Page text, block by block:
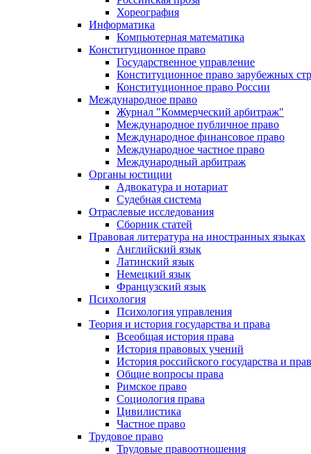
Хореография
Информатика
Компьютерная математика
Конституционное право
Государственное управление
Конституционное право зарубежных
Конституционное право России
Международное право
Журнал "Коммерческий арбитраж"
Международное публичное право
Международное финансовое право
Международное частное право
Международный арбитраж
Органы юстиции
Адвокатура и нотариат
Судебная система
Отраслевые исследования
Сборник статей
Правовая литература на иностранных языках
Английский язык
Латинский язык
Немецкий язык
Французский язык
Психология
Психология управления
Теория и история государства и права
Всеобщая история права
История правовых учений
История российского государства и
Общие вопросы права
Римское право
Социология права
Цивилистика
Частное право
Трудовое право
Трудовые правоотношения